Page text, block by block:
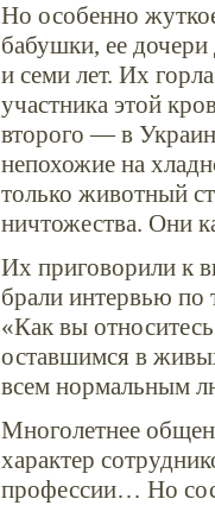
Но особенно
бабушки, ее
и семи лет. Их
участника этой
второго — в
непохожие на
только животный
ничтожества. Они
Их приговорили к
брали интервью по
«Как вы
оставшимся в
всем нормальным
Многолетнее
характер
профессии… Но